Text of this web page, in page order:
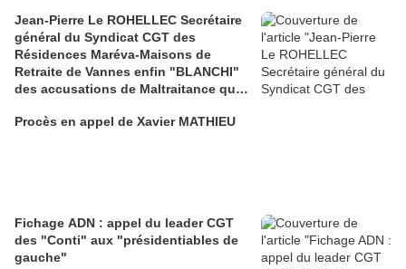
Jean-Pierre Le ROHELLEC Secrétaire
général du Syndicat CGT des
Résidences Maréva-Maisons de
Retraite de Vannes enfin "BLANCHI"
des accusations de Maltraitance qui
Procès en appel de Xavier MATHIEU
Fichage ADN : appel du leader CGT
des "Conti" aux "présidentiables de
gauche"